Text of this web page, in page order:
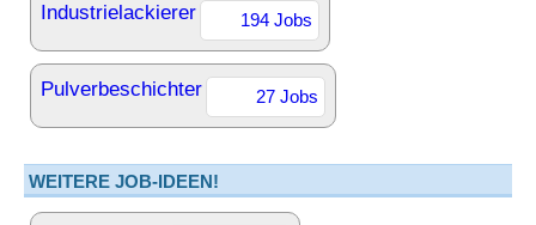
Industrielackierer 194 Jobs
Pulverbeschichter 27 Jobs
WEITERE JOB-IDEEN!